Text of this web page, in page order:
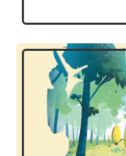
par un Andor,
coopératifs […]